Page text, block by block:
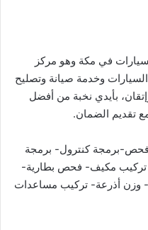
في مكة وهو مركز
وخدمة صيانة وتصليح
بأيدي نخبة من أفضل
تقديم الضمان.
برمجة كنترول- برمجة
تركيب مكيف- فحص بطارية-
وزن أذرعة- تركيب مساعدات